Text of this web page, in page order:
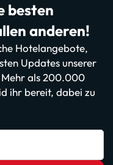
besten
anderen!
Hotelangebote,
Updates unserer
Mehr als 200.000
ihr bereit, dabei zu